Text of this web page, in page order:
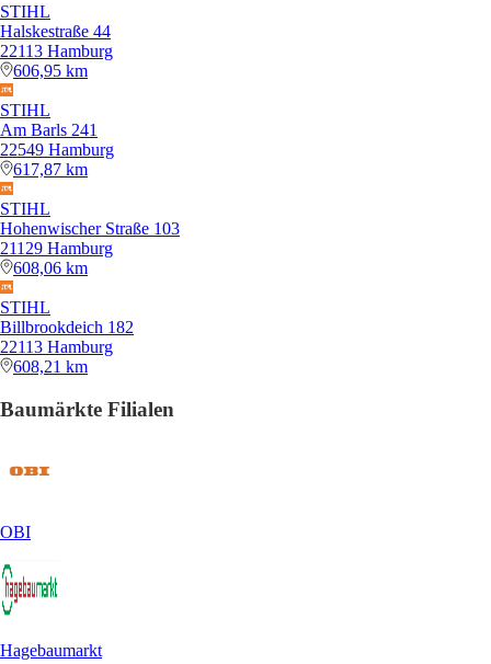
STIHL
Halskestraße 44
22113 Hamburg
606,95 km
STIHL
Am Barls 241
22549 Hamburg
617,87 km
STIHL
Hohenwischer Straße 103
21129 Hamburg
608,06 km
STIHL
Billbrookdeich 182
22113 Hamburg
608,21 km
Baumärkte Filialen
OBI
Hagebaumarkt